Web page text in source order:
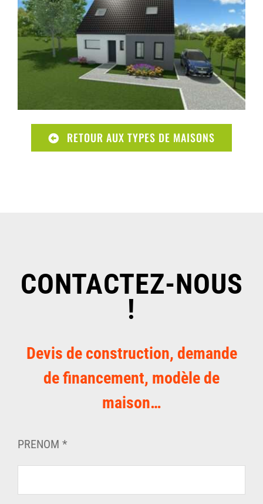
RETOUR AUX TYPES DE MAISONS
CONTACTEZ-NOUS
!
Devis de construction, demande
de financement, modèle de
maison…
PRENOM *